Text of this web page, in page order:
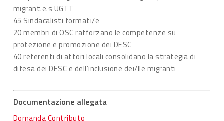
migrant.e.s UGTT
45 Sindacalisti formati/e
20 membri di OSC rafforzano le competenze su
protezione e promozione dei DESC
40 referenti di attori locali consolidano la strategia di
difesa dei DESC e dell’inclusione dei/lle migranti
Documentazione allegata
Domanda Contributo